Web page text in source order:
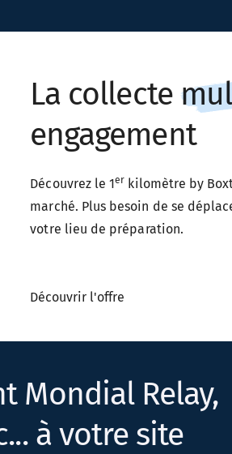
La collecte
engagement
Découvrez le 1er kilomètre by
marché. Plus besoin de se
votre lieu de préparation.
Découvrir l'offre
Mondial Relay,
à votre site